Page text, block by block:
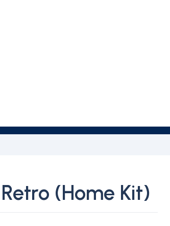
(Home Kit)